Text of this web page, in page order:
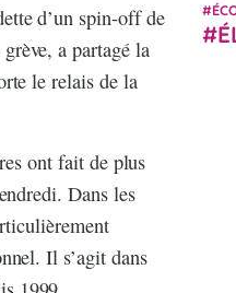
d’un spin-off de
a partagé la
le relais de la
ont fait de plus
Dans les
Il s’agit dans